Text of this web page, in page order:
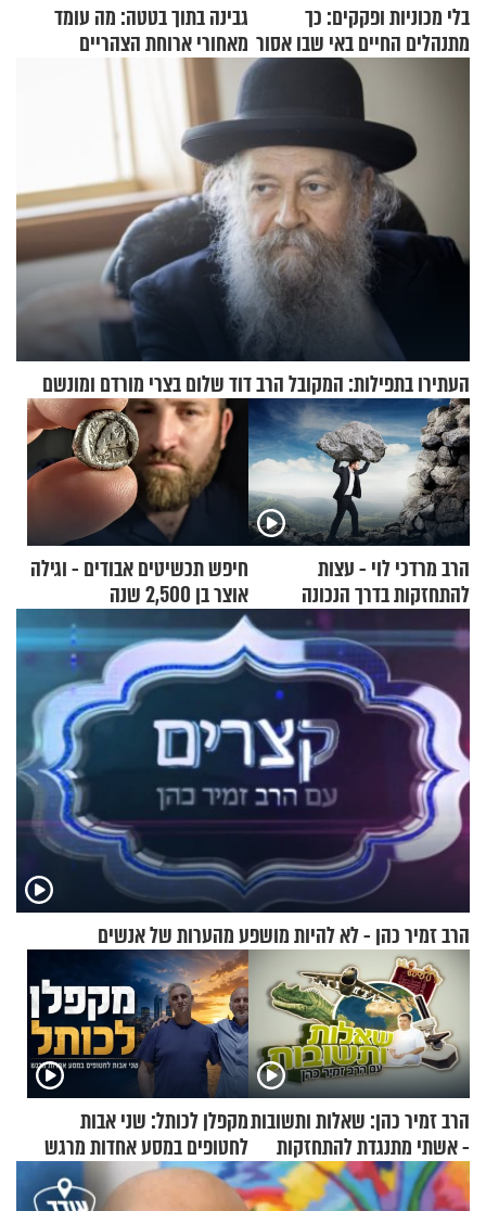
בלי מכוניות ופקקים: כך
מתנהלים החיים באי שבו אסור
לנהוג כבר יותר מ-120 שנה
גבינה בתוך בטטה: מה עומד
מאחורי ארוחת הצהריים
שכבשה את הרשת?
העתירו בתפילות: המקובל הרב דוד שלום בצרי מורדם ומונשם
הרב מרדכי לוי - עצות
להתחזקות בדרך הנכונה
חיפש תכשיטים אבודים - וגילה
אוצר בן 2,500 שנה
הרב זמיר כהן - לא להיות מושפע מהערות של אנשים
הרב זמיר כהן: שאלות ותשובות
- אשתי מתנגדת להתחזקות
שלי
מקפלן לכותל: שני אבות
לחטופים במסע אחדות מרגש